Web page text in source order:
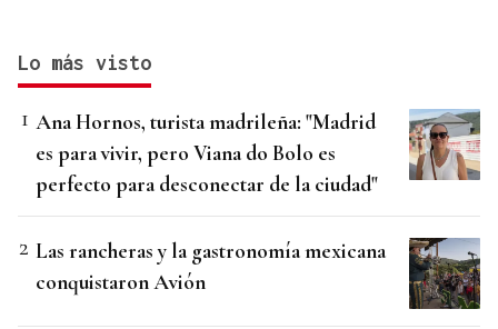
Lo más visto
Ana Hornos, turista madrileña: "Madrid
es para vivir, pero Viana do Bolo es
perfecto para desconectar de la ciudad"
Las rancheras y la gastronomía mexicana
conquistaron Avión